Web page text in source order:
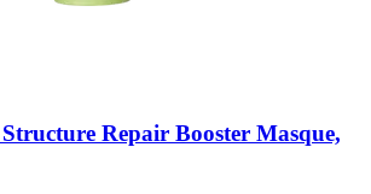
Structure Repair Booster Masque,